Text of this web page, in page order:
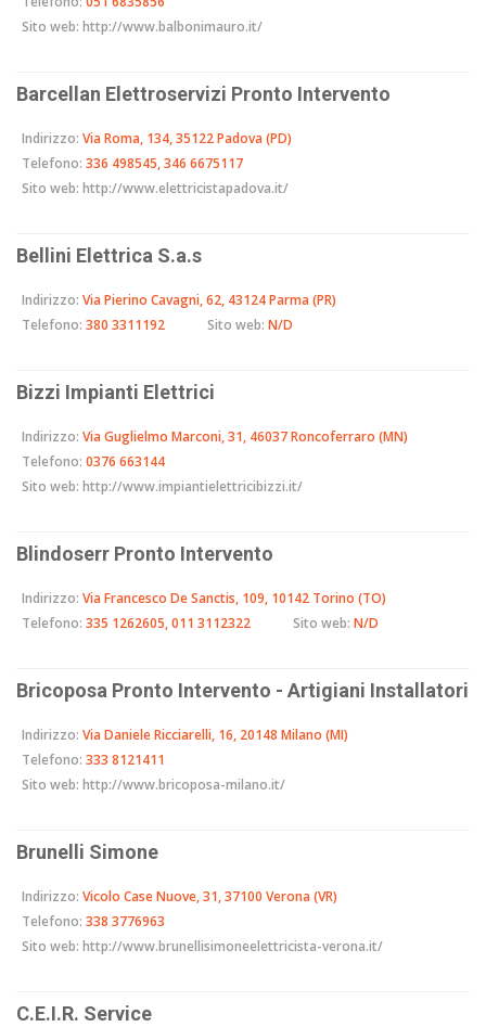
Sito web: http://www.balbonimauro.it/
Barcellan Elettroservizi Pronto Intervento
Indirizzo: Via Roma, 134, 35122 Padova (PD)
Telefono: 336 498545, 346 6675117
Sito web: http://www.elettricistapadova.it/
Bellini Elettrica S.a.s
Indirizzo: Via Pierino Cavagni, 62, 43124 Parma (PR)
Telefono: 380 3311192 Sito web: N/D
Bizzi Impianti Elettrici
Indirizzo: Via Guglielmo Marconi, 31, 46037 Roncoferraro (MN)
Telefono: 0376 663144
Sito web: http://www.impiantielettricibizzi.it/
Blindoserr Pronto Intervento
Indirizzo: Via Francesco De Sanctis, 109, 10142 Torino (TO)
Telefono: 335 1262605, 011 3112322 Sito web: N/D
Bricoposa Pronto Intervento - Artigiani Installatori
Indirizzo: Via Daniele Ricciarelli, 16, 20148 Milano (MI)
Telefono: 333 8121411
Sito web: http://www.bricoposa-milano.it/
Brunelli Simone
Indirizzo: Vicolo Case Nuove, 31, 37100 Verona (VR)
Telefono: 338 3776963
Sito web: http://www.brunellisimoneelettricista-verona.it/
C.E.I.R. Service